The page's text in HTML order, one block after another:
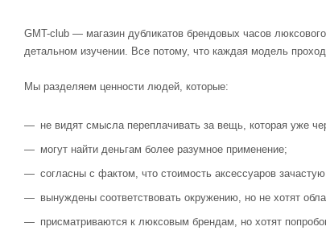
GMT-club — магазин дубликатов брендовых часов
детальном изучении. Все потому, что каждая модель
Мы разделяем ценности людей, которые:
не видят смысла переплачивать за вещь, которая уже
могут найти деньгам более разумное применение;
согласны с фактом, что стоимость аксессуаров
вынуждены соответствовать окружению, но не хотят
присматриваются к люксовым брендам, но хотят